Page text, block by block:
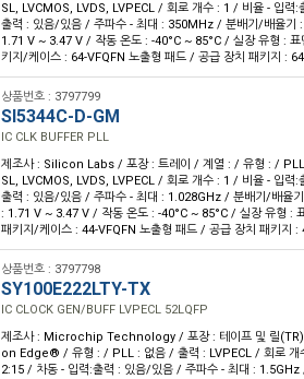
SL, LVCMOS, LVDS, LVPECL / 회로 개수 : 1 / 비율 - 입력:
출력 : 있음/있음 / 주파수 - 최대 : 350MHz / 분배기/배율기
1.71 V ~ 3.47 V / 작동 온도 : -40°C ~ 85°C / 실장 유형 :
키지/케이스 : 64-VFQFN 노출형 패드 / 공급 장치 패키지 :
상품번호 : 3797799
SI5344C-D-GM
IC CLK BUFFER PLL
제조사 : Silicon Labs / 포장 : 트레이 / 계열 : / 유형 : /
SL, LVCMOS, LVDS, LVPECL / 회로 개수 : 1 / 비율 - 입력:
출력 : 있음/있음 / 주파수 - 최대 : 1.028GHz / 분배기/배율
: 1.71 V ~ 3.47 V / 작동 온도 : -40°C ~ 85°C / 실장 유형 :
패키지/케이스 : 44-VFQFN 노출형 패드 / 공급 장치 패키지 :
상품번호 : 3797798
SY100E222LTY-TX
IC CLOCK GEN/BUFF LVPECL 52LQFP
제조사 : Microchip Technology / 포장 : 테이프 및 릴
on Edge® / 유형 : / PLL : 없음 / 출력 : LVPECL / 회로 개
2:15 / 차동 - 입력:출력 : 있음/있음 / 주파수 - 최대 :